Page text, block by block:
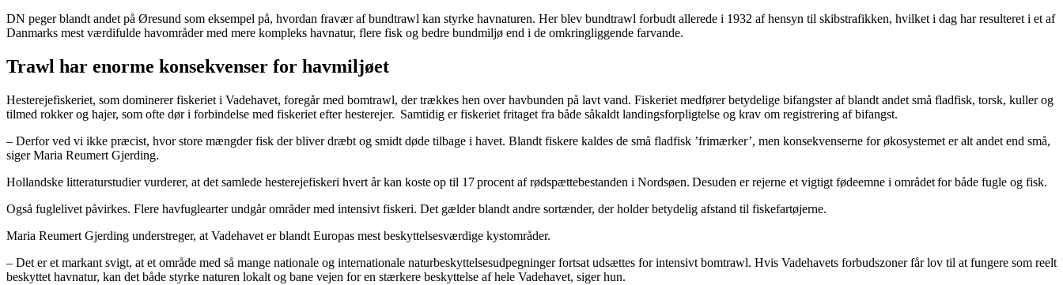
DN peger blandt andet på Øresund som eksempel på, hvordan fravær af bundtrawl kan styrke havnaturen. Her blev bundtrawl forbudt allerede i 1932 af hensyn til skibstrafikken, hvilket i dag har resulteret i et af
Danmarks mest værdifulde havområder med mere kompleks havnatur, flere fisk og bedre bundmiljø end i de omkringliggende farvande.
Trawl har enorme konsekvenser for havmiljøet
Hesterejefiskeriet, som dominerer fiskeriet i Vadehavet, foregår med bomtrawl, der trækkes hen over havbunden på lavt vand. Fiskeriet medfører betydelige bifangster af blandt andet små fladfisk, torsk, kuller og
tilmed rokker og hajer, som ofte dør i forbindelse med fiskeriet efter hesterejer. Samtidig er fiskeriet fritaget fra både såkaldt landingsforpligtelse og krav om registrering af bifangst.
– Derfor ved vi ikke præcist, hvor store mængder fisk der bliver dræbt og smidt døde tilbage i havet. Blandt fiskere kaldes de små fladfisk ’frimærker’, men konsekvenserne for økosystemet er alt andet end små,
siger Maria Reumert Gjerding.
Hollandske litteraturstudier vurderer, at det samlede hesterejefiskeri hvert år kan koste op til 17 procent af rødspættebestanden i Nordsøen. Desuden er rejerne et vigtigt fødeemne i området for både fugle og fisk.
Også fuglelivet påvirkes. Flere havfuglearter undgår områder med intensivt fiskeri. Det gælder blandt andre sortænder, der holder betydelig afstand til fiskefartøjerne.
Maria Reumert Gjerding understreger, at Vadehavet er blandt Europas mest beskyttelsesværdige kystområder.
– Det er et markant svigt, at et område med så mange nationale og internationale naturbeskyttelsesudpegninger fortsat udsættes for intensivt bomtrawl. Hvis Vadehavets forbudszoner får lov til at fungere som reelt
beskyttet havnatur, kan det både styrke naturen lokalt og bane vejen for en stærkere beskyttelse af hele Vadehavet, siger hun.